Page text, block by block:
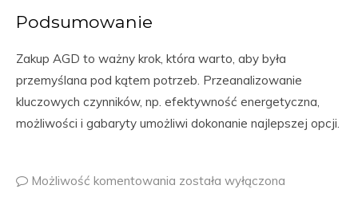
Podsumowanie
Zakup AGD to ważny krok, która warto, aby była
przemyślana pod kątem potrzeb. Przeanalizowanie
kluczowych czynników, np. efektywność energetyczna,
możliwości i gabaryty umożliwi dokonanie najlepszej opcji.
Możliwość komentowania została wyłączona